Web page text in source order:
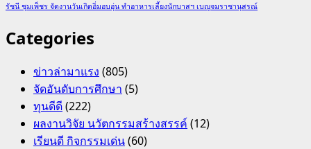
รัชนี ชุมเพ็ชร จัดงานวันเกิดอิ่มอบอุ่น ทำอาหารเลี้ยงนักบาสฯ เบญจมราชานุสรณ์
Categories
ข่าวล่ามาแรง (805)
จัดอันดับการศึกษา (5)
ทุนดีดี(222)
ผลงานวิจัย นวัตกรรมสร้างสรรค์(12)
เรียนดี กิจกรรมเด่น(60)